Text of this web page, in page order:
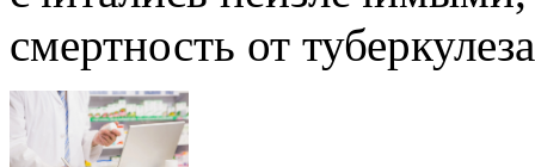
смертность от